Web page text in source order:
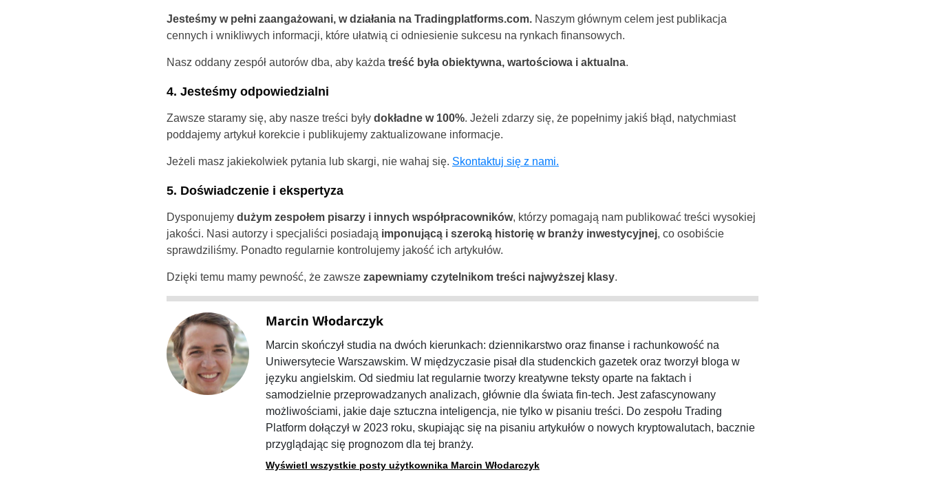
Brazil
Czechia
Spain
Hungary
Italy
Lithuania
Portugal
Russia
Sweden
Slovakia
Jesteśmy w pełni zaangażowani, w działania na Tradingplatforms.com. Naszym głównym celem jest publikacja
cennych i wnikliwych informacji, które ułatwią ci odniesienie sukcesu na rynkach finansowych.
Nasz oddany zespół autorów dba, aby każda treść była obiektywna, wartościowa i aktualna.
4. Jesteśmy odpowiedzialni
Zawsze staramy się, aby nasze treści były dokładne w 100%. Jeżeli zdarzy się, że popełnimy jakiś błąd, natychmiast
poddajemy artykuł korekcie i publikujemy zaktualizowane informacje.
Jeżeli masz jakiekolwiek pytania lub skargi, nie wahaj się. Skontaktuj się z nami.
5. Doświadczenie i ekspertyza
Dysponujemy dużym zespołem pisarzy i innych współpracowników, którzy pomagają nam publikować treści wysokiej
jakości. Nasi autorzy i specjaliści posiadają imponującą i szeroką historię w branży inwestycyjnej, co osobiście
sprawdziliśmy. Ponadto regularnie kontrolujemy jakość ich artykułów.
Dzięki temu mamy pewność, że zawsze zapewniamy czytelnikom treści najwyższej klasy.
Marcin Włodarczyk
Marcin skończył studia na dwóch kierunkach: dziennikarstwo oraz finanse i rachunkowość na
Uniwersytecie Warszawskim. W międzyczasie pisał dla studenckich gazetek oraz tworzył bloga w
języku angielskim. Od siedmiu lat regularnie tworzy kreatywne teksty oparte na faktach i
samodzielnie przeprowadzanych analizach, głównie dla świata fin-tech. Jest zafascynowany
możliwościami, jakie daje sztuczna inteligencja, nie tylko w pisaniu treści. Do zespołu Trading
Platform dołączył w 2023 roku, skupiając się na pisaniu artykułów o nowych kryptowalutach, bacznie
przyglądając się prognozom dla tej branży.
Wyświetl wszystkie posty użytkownika Marcin Włodarczyk